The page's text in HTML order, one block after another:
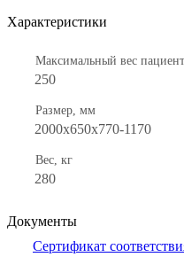
Характеристики
Максимальный вес
250
Размер, мм
2000x650x770-1170
Вес, кг
280
Документы
Сертификат